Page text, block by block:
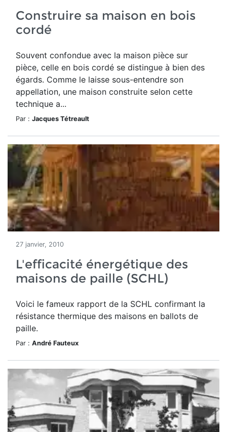
Construire sa maison en bois
cordé
Souvent confondue avec la maison pièce sur
pièce, celle en bois cordé se distingue à bien des
égards. Comme le laisse sous-entendre son
appellation, une maison construite selon cette
technique a...
Par : Jacques Tétreault
27 janvier, 2010
L'efficacité énergétique des
maisons de paille (SCHL)
Voici le fameux rapport de la SCHL confirmant la
résistance thermique des maisons en ballots de
paille.
Par : André Fauteux